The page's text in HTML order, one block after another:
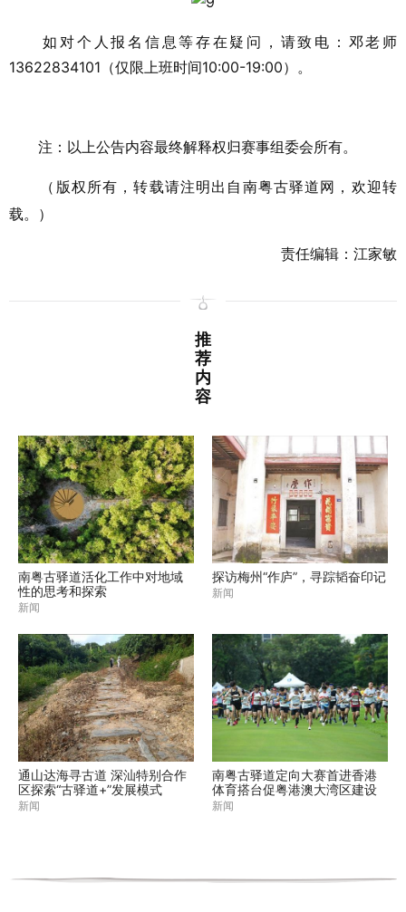
如对个人报名信息等存在疑问，请致电：邓老师
13622834101（仅限上班时间10:00-19:00）。
注：以上公告内容最终解释权归赛事组委会所有。
（版权所有，转载请注明出自南粤古驿道网，欢迎转
载。）
责任编辑：江家敏
推
荐
内
容
南粤古驿道活化工作中对地域
性的思考和探索
新闻
探访梅州“作庐”，寻踪韬奋印记
新闻
通山达海寻古道 深汕特别合作
区探索“古驿道+”发展模式
新闻
南粤古驿道定向大赛首进香港
体育搭台促粤港澳大湾区建设
新闻